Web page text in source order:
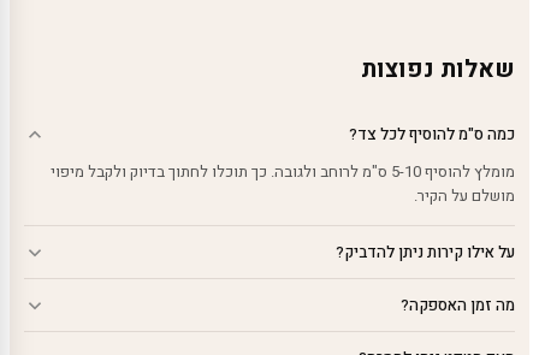
שאלות נפוצות
כמה ס"מ להוסיף לכל צד?
מומלץ להוסיף 5-10 ס"מ לרוחב ולגובה. כך תוכלו לחתוך בדיוק ולקבל מיפוי
מושלם על הקיר.
על אילו קירות ניתן להדביק?
מה זמן האספקה?